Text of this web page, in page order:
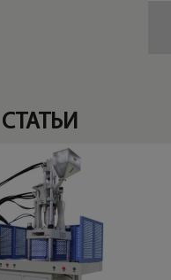
СТАТЬИ